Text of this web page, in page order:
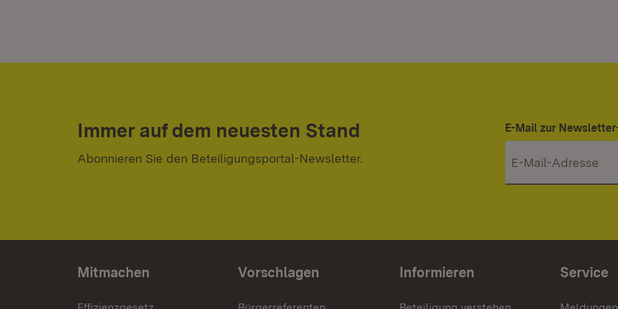
Immer auf dem neuesten Stand
Abonnieren Sie den Beteiligungsportal-Newsletter.
E-Mail zur
Mitmachen Vorschlagen Informieren Service